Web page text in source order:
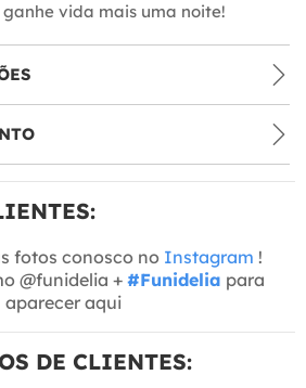
vida mais uma noite!
fotos conosco no Instagram !
@funidelia + #Funidelia para
aparecer aqui
DE CLIENTES: